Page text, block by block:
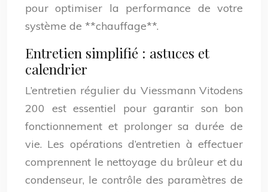
pour optimiser la performance de votre
système de **chauffage**.
Entretien simplifié : astuces et
calendrier
L’entretien régulier du Viessmann Vitodens
200 est essentiel pour garantir son bon
fonctionnement et prolonger sa durée de
vie. Les opérations d’entretien à effectuer
comprennent le nettoyage du brûleur et du
condenseur, le contrôle des paramètres de